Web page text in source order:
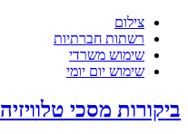
צילום
רשתות חברתיות
שימוש משרדי
שימוש יום יומי
ביקורות מסכי טלוויזיה